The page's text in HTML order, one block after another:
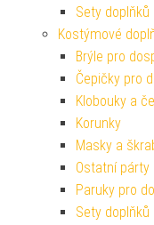
Sety
Kostýmové
Brýle pro
Čepičky pro
Klobouky a
Korunky
Masky a
Ostatní párty
Paruky pro
Sety